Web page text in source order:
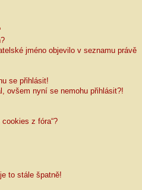
jméno objevilo v seznamu právě
se přihlásit!
ovšem nyní se nemohu přihlásit?!
z fóra“?
to stále špatně!